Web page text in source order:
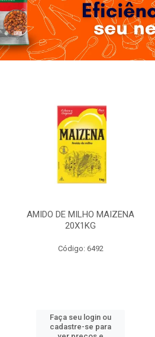
AMIDO DE MILHO MAIZENA
20X1KG
Código: 6492
Faça seu login ou
cadastre-se para